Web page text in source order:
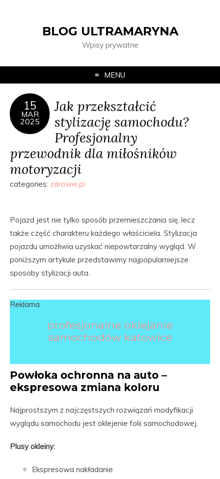
BLOG ULTRAMARYNA
Wpisy prywatne
MENU
15
MAR
2025
Jak przekształcić
stylizację samochodu?
Profesjonalny
przewodnik dla miłośników
motoryzacji
categories: zdrowie.pl
Pojazd jest nie tylko sposób przemieszczania się, lecz
także część charakteru każdego właściciela. Stylizacja
pojazdu umożliwia uzyskać niepowtarzalny wygląd. W
poniższym artykule przedstawimy najpopularniejsze
sposoby stylizacji auta.
Reklama
profesjonalne oklejanie
samochodów katowice
Powłoka ochronna na auto –
ekspresowa zmiana koloru
Najprostszym z najczęstszych rozwiązań modyfikacji
wyglądu samochodu jest oklejenie folii samochodowej.
Plusy okleiny:
Ekspresowa nakładanie